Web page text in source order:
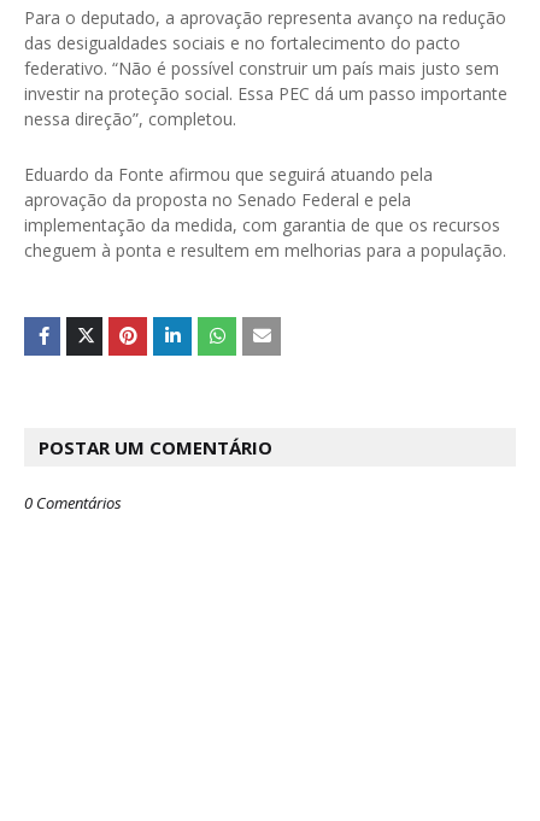
Para o deputado, a aprovação representa avanço na redução
das desigualdades sociais e no fortalecimento do pacto
federativo. “Não é possível construir um país mais justo sem
investir na proteção social. Essa PEC dá um passo importante
nessa direção”, completou.
Eduardo da Fonte afirmou que seguirá atuando pela
aprovação da proposta no Senado Federal e pela
implementação da medida, com garantia de que os recursos
cheguem à ponta e resultem em melhorias para a população.
POSTAR UM COMENTÁRIO
0 Comentários